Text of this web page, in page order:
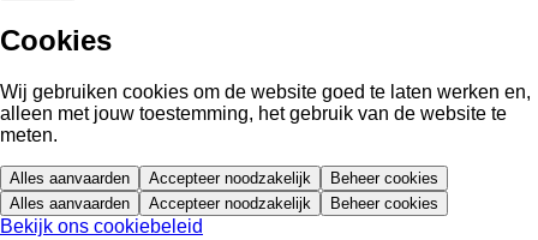
Cookies
Wij gebruiken cookies om de website goed te laten werken en,
alleen met jouw toestemming, het gebruik van de website te
meten.
Alles aanvaarden Accepteer noodzakelijk
Beheer cookies
Alles aanvaarden
Accepteer noodzakelijk Beheer cookies
Bekijk ons cookiebeleid